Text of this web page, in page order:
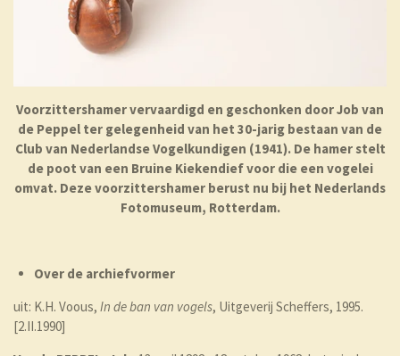
Voorzittershamer vervaardigd en geschonken door Job van
de Peppel ter gelegenheid van het 30-jarig bestaan van de
Club van Nederlandse Vogelkundigen (1941). De hamer stelt
de poot van een Bruine Kiekendief voor die een vogelei
omvat. Deze voorzittershamer berust nu bij het Nederlands
Fotomuseum, Rotterdam.
Over de archiefvormer
uit: K.H. Voous, In de ban van vogels, Uitgeverij Scheffers, 1995.
[2.II.1990]